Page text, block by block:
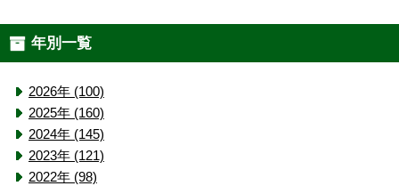
年別一覧
2026年 (100)
2025年 (160)
2024年 (145)
2023年 (121)
2022年 (98)